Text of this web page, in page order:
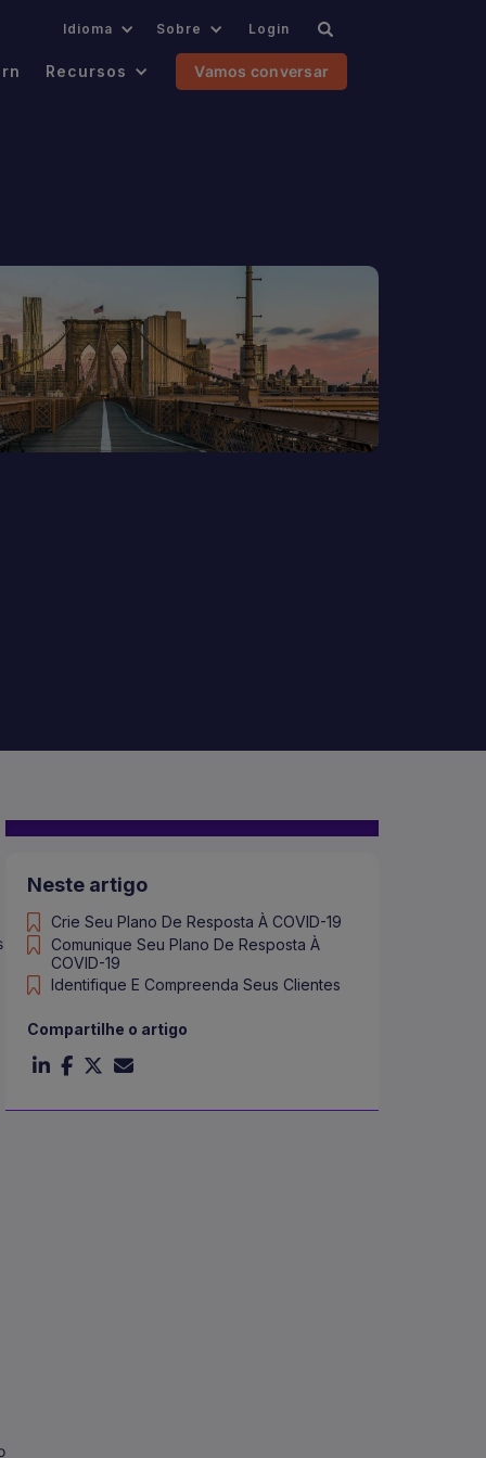
Idioma Sobre Login
Recursos Vamos conversar
Neste artigo
Crie Seu Plano De Resposta À COVID-19
Comunique Seu Plano De Resposta À
COVID-19
Identifique E Compreenda Seus Clientes
Compartilhe o artigo